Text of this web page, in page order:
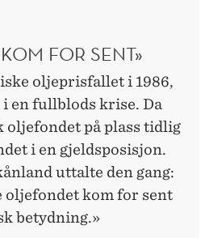
FOR SENT»
oljeprisfallet i 1986,
en fullblods krise. Da
oljefondet på plass tidlig
i en gjeldsposisjon.
uttalte den gang:
oljefondet kom for sent
betydning.»